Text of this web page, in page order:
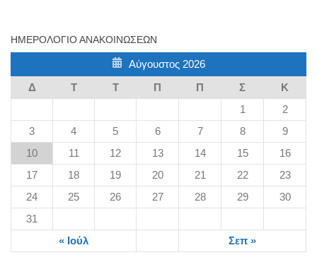
ΗΜΕΡΟΛΌΓΙΟ ΑΝΑΚΟΙΝΏΣΕΩΝ
Αύγουστος 2026
Δ
Τ Τ Π Π Σ
Κ
1
2
3
4 5 6 7 8
9
10
11 12 13 14 15
16
17
18 19 20 21 22
23
24
25 26 27 28 29
30
31
« Ιούλ
Σεπ »